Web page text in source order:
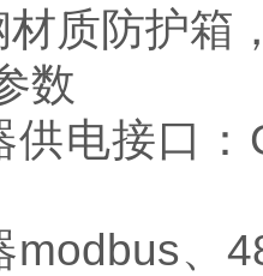
质防护箱
数
供电接口
modbus、